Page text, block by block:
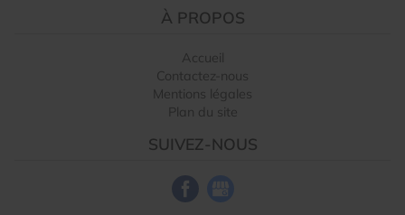
À PROPOS
Accueil
Contactez-nous
Mentions légales
Plan du site
SUIVEZ-NOUS